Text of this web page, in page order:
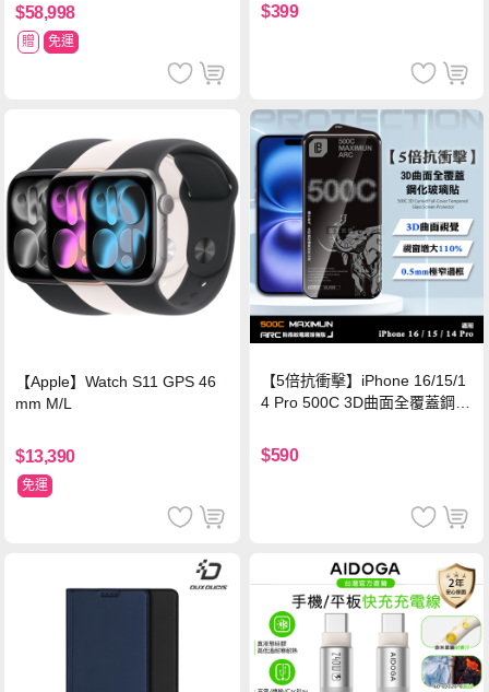
$58,998
贈 免運
$399
【Apple】Watch S11 GPS 46
mm M/L
$13,390
免運
【5倍抗衝擊】iPhone 16/15/1
4 Pro 500C 3D曲面全覆蓋鋼化
保護貼
$590